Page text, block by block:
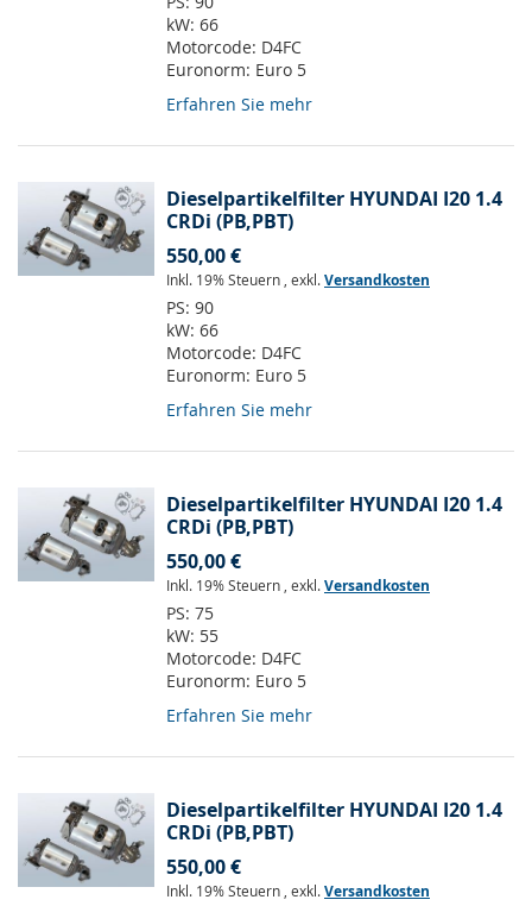
kW: 66
Motorcode: D4FC
Euronorm: Euro 5
Erfahren Sie mehr
Dieselpartikelfilter HYUNDAI I20 1.4
CRDi (PB,PBT)
550,00 €
Inkl. 19% Steuern , exkl.Versandkosten
PS: 90
kW: 66
Motorcode: D4FC
Euronorm: Euro 5
Erfahren Sie mehr
Dieselpartikelfilter HYUNDAI I20 1.4
CRDi (PB,PBT)
550,00 €
Inkl. 19% Steuern , exkl.Versandkosten
PS: 75
kW: 55
Motorcode: D4FC
Euronorm: Euro 5
Erfahren Sie mehr
Dieselpartikelfilter HYUNDAI I20 1.4
CRDi (PB,PBT)
550,00 €
Inkl. 19% Steuern , exkl.Versandkosten